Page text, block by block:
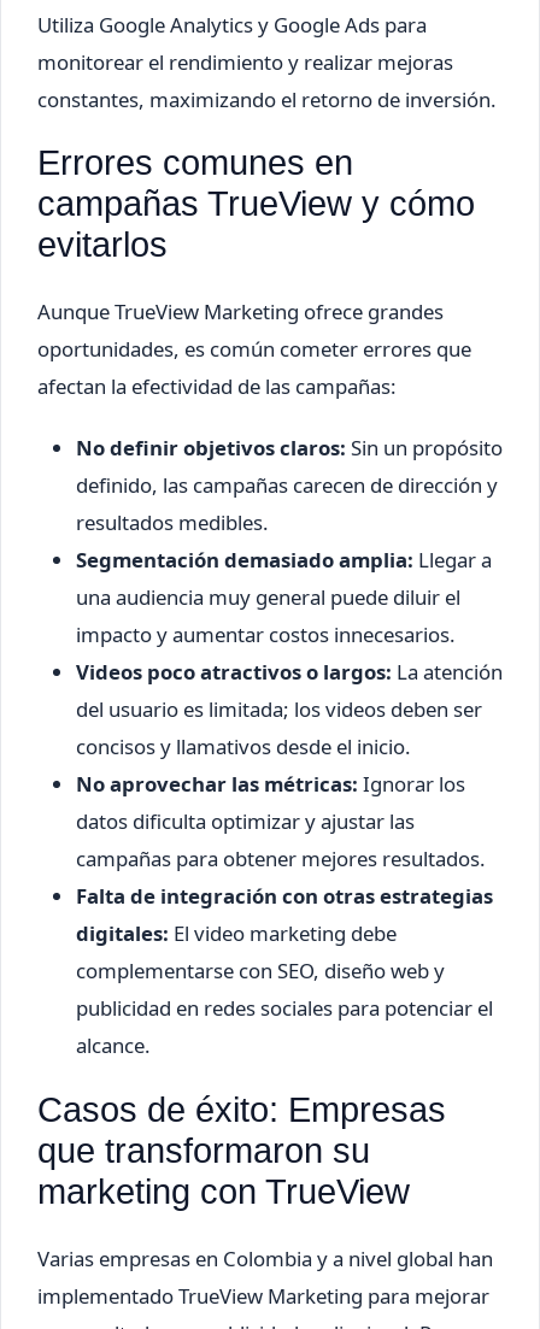
Utiliza Google Analytics y Google Ads para
monitorear el rendimiento y realizar mejoras
constantes, maximizando el retorno de inversión.
Errores comunes en
campañas TrueView y cómo
evitarlos
Aunque TrueView Marketing ofrece grandes
oportunidades, es común cometer errores que
afectan la efectividad de las campañas:
No definir objetivos claros: Sin un propósito
definido, las campañas carecen de dirección y
resultados medibles.
Segmentación demasiado amplia: Llegar a
una audiencia muy general puede diluir el
impacto y aumentar costos innecesarios.
Videos poco atractivos o largos: La atención
del usuario es limitada; los videos deben ser
concisos y llamativos desde el inicio.
No aprovechar las métricas: Ignorar los
datos dificulta optimizar y ajustar las
campañas para obtener mejores resultados.
Falta de integración con otras estrategias
digitales: El video marketing debe
complementarse con SEO, diseño web y
publicidad en redes sociales para potenciar el
alcance.
Casos de éxito: Empresas
que transformaron su
marketing con TrueView
Varias empresas en Colombia y a nivel global han
implementado TrueView Marketing para mejorar